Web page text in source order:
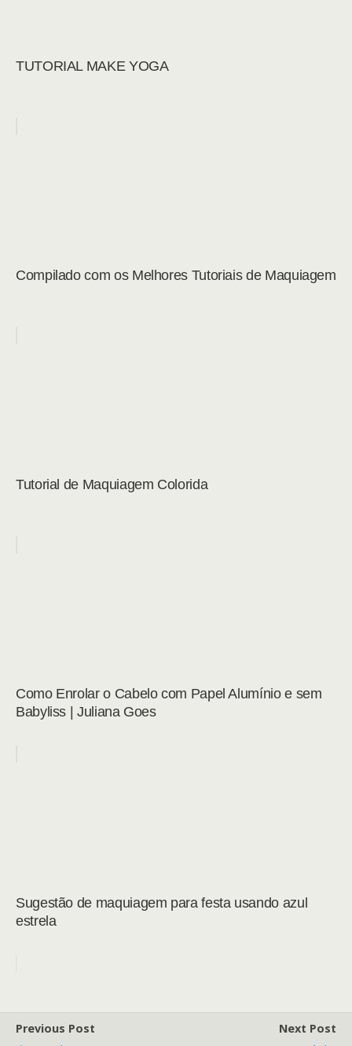
TUTORIAL MAKE YOGA
Compilado com os Melhores Tutoriais de Maquiagem
Tutorial de Maquiagem Colorida
Como Enrolar o Cabelo com Papel Alumínio e sem
Babyliss | Juliana Goes
Sugestão de maquiagem para festa usando azul
estrela
Previous Post
Next Post